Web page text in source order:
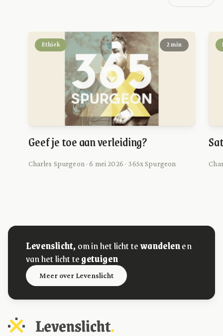
Ethiek 2 min
Geef je toe aan verleiding?
Charles Spurgeon · 6 mei 2026 · 365x Spurgeon
Levenslicht, om in het licht tewandelenen
van het licht tegetuigen
Meer over Levenslicht